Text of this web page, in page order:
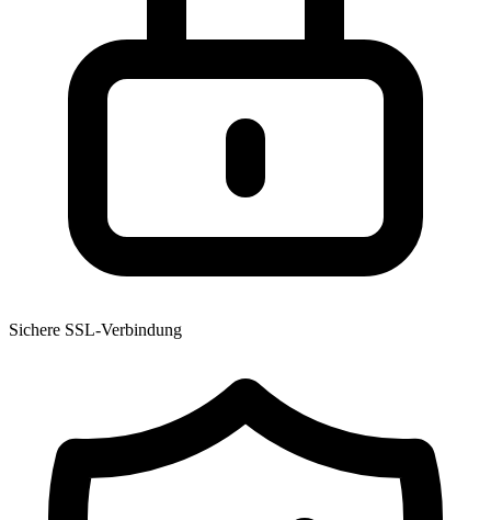
Sichere SSL-Verbindung